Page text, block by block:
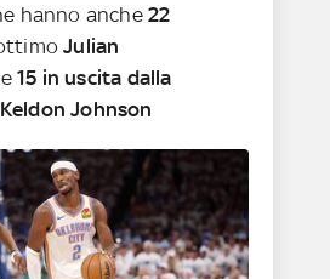
hanno anche22
Julian
e15 in uscita dalla
Johnson